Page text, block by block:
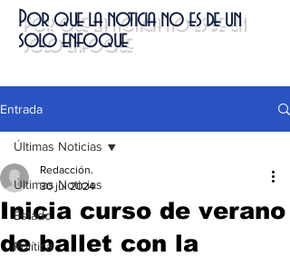
Por que la noticia no es de un
solo enfoque
Entrada
Últimas Noticias
Estado
Política
Últimas Noticias
Inicia curso de verano
de ballet con la
Redacción.
30 jul 2024